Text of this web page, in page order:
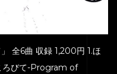
全6曲 収録 1,200円 1.ほ
ろびて-Program of